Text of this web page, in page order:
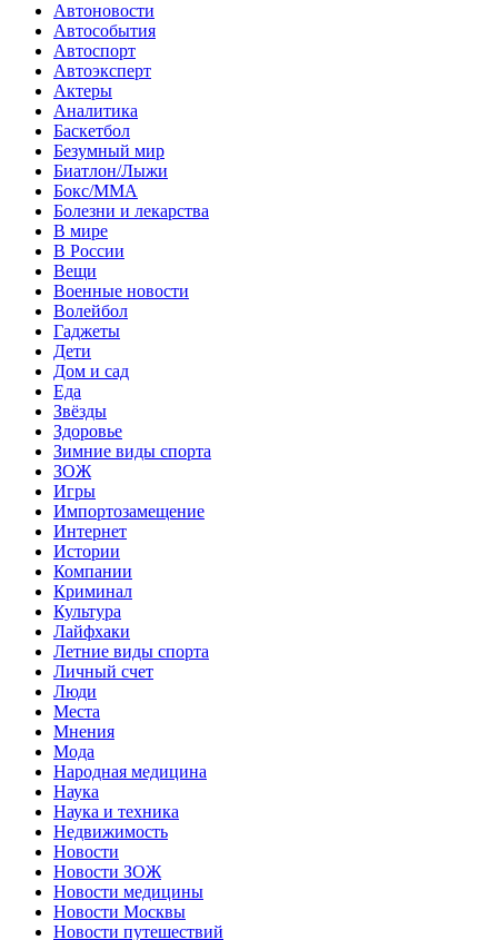
Автоновости
Автособытия
Автоспорт
Автоэксперт
Актеры
Аналитика
Баскетбол
Безумный мир
Биатлон/Лыжи
Бокс/MMA
Болезни и лекарства
В мире
В России
Вещи
Военные новости
Волейбол
Гаджеты
Дети
Дом и сад
Еда
Звёзды
Здоровье
Зимние виды спорта
ЗОЖ
Игры
Импортозамещение
Интернет
Истории
Компании
Криминал
Культура
Лайфхаки
Летние виды спорта
Личный счет
Люди
Места
Мнения
Мода
Народная медицина
Наука
Наука и техника
Недвижимость
Новости
Новости ЗОЖ
Новости медицины
Новости Москвы
Новости путешествий